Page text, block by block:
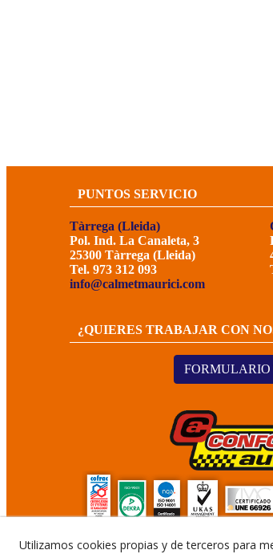
PUNTOS SERVICIO
Tàrrega (Lleida)
Pol. Ind. La Canaleta, 3
25300 Tàrrega (Lleida)
Tel. 973 312 093
info@calmetmaurici.com
¿QUIERES TRABAJAR CON
FORMULARIO
Utilizamos cookies propias y de terceros para